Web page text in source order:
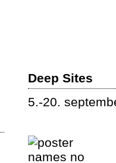
Deep Sites
5.-20.